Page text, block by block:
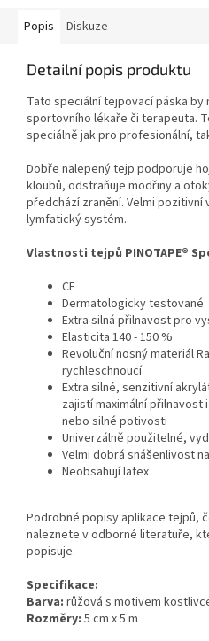
Popis Diskuze
Detailní popis produktu
Tato speciální tejpovací páska by
sportovního lékaře či terapeuta.
speciálně jak pro profesionální,
Dobře nalepený tejp podporuje
kloubů, odstraňuje modřiny a
předchází zranění. Velmi pozitivní
lymfatický systém.
Vlastnosti tejpů PINOTAPE®
CE
Dermatologicky testované
Extra silná přilnavost pro
Elasticita 140 - 150 %
Revoluční nosný materiál
rychleschnoucí
Extra silné, senzitivní
zajistí maximální
nebo silné potivosti
Univerzálně použitelné,
Velmi dobrá snášenlivost
Neobsahují latex
Podrobné popisy aplikace tejpů,
naleznete vodborné literatuře,
popisuje.
Specifikace:
Barva: růžová s motivem
Rozměry: 5 cm x 5 m